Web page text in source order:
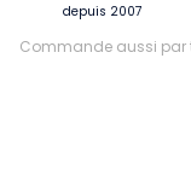
depuis 2007
Commande aussi par